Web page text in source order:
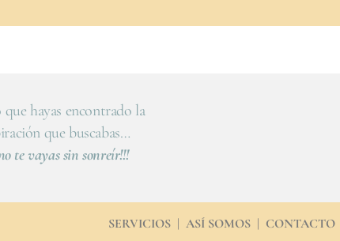
que hayas encontrado la
que buscabas…
no te vayas sin sonreír!!!
SERVICIOS | ASÍ SOMOS | CONTACTO